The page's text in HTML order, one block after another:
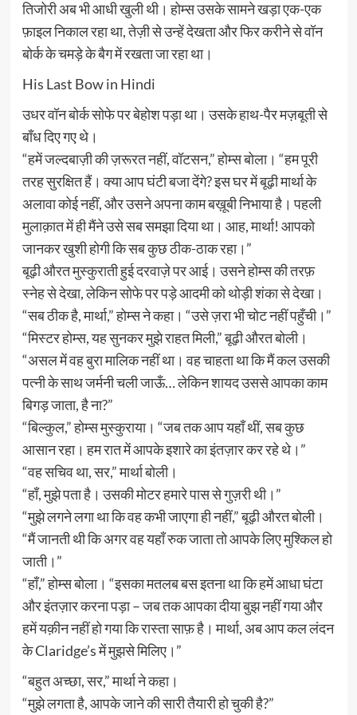
तिजोरी अब भी आधी खुली थी। होम्स उसके सामने खड़ा एक-एक
फ़ाइल निकाल रहा था, तेज़ी से उन्हें देखता और फिर करीने से वॉन
बोर्क के चमड़े के बैग में रखता जा रहा था।
His Last Bow in Hindi
उधर वॉन बोर्क सोफे पर बेहोश पड़ा था। उसके हाथ-पैर मज़बूती से
बाँध दिए गए थे।
“हमें जल्दबाज़ी की ज़रूरत नहीं, वॉटसन,” होम्स बोला। “हम पूरी
तरह सुरक्षित हैं। क्या आप घंटी बजा देंगे? इस घर में बूढ़ी मार्था के
अलावा कोई नहीं, और उसने अपना काम बख़ूबी निभाया है। पहली
मुलाक़ात में ही मैंने उसे सब समझा दिया था। आह, मार्था! आपको
जानकर खुशी होगी कि सब कुछ ठीक-ठाक रहा।”
बूढ़ी औरत मुस्कुराती हुई दरवाज़े पर आई। उसने होम्स की तरफ़
स्नेह से देखा, लेकिन सोफे पर पड़े आदमी को थोड़ी शंका से देखा।
“सब ठीक है, मार्था,” होम्स ने कहा। “उसे ज़रा भी चोट नहीं पहुँची।”
“मिस्टर होम्स, यह सुनकर मुझे राहत मिली,” बूढ़ी औरत बोली।
“असल में वह बुरा मालिक नहीं था। वह चाहता था कि मैं कल उसकी
पत्नी के साथ जर्मनी चली जाऊँ… लेकिन शायद उससे आपका काम
बिगड़ जाता, है ना?”
“बिल्कुल,” होम्स मुस्कुराया। “जब तक आप यहाँ थीं, सब कुछ
आसान रहा। हम रात में आपके इशारे का इंतज़ार कर रहे थे।”
“वह सचिव था, सर,” मार्था बोली।
“हाँ, मुझे पता है। उसकी मोटर हमारे पास से गुज़री थी।”
“मुझे लगने लगा था कि वह कभी जाएगा ही नहीं,” बूढ़ी औरत बोली।
“मैं जानती थी कि अगर वह यहाँ रुक जाता तो आपके लिए मुश्किल हो
जाती।”
“हाँ,” होम्स बोला। “इसका मतलब बस इतना था कि हमें आधा घंटा
और इंतज़ार करना पड़ा – जब तक आपका दीया बुझ नहीं गया और
हमें यक़ीन नहीं हो गया कि रास्ता साफ़ है। मार्था, अब आप कल लंदन
के Claridge’s में मुझसे मिलिए।”
“बहुत अच्छा, सर,” मार्था ने कहा।
“मुझे लगता है, आपके जाने की सारी तैयारी हो चुकी है?”